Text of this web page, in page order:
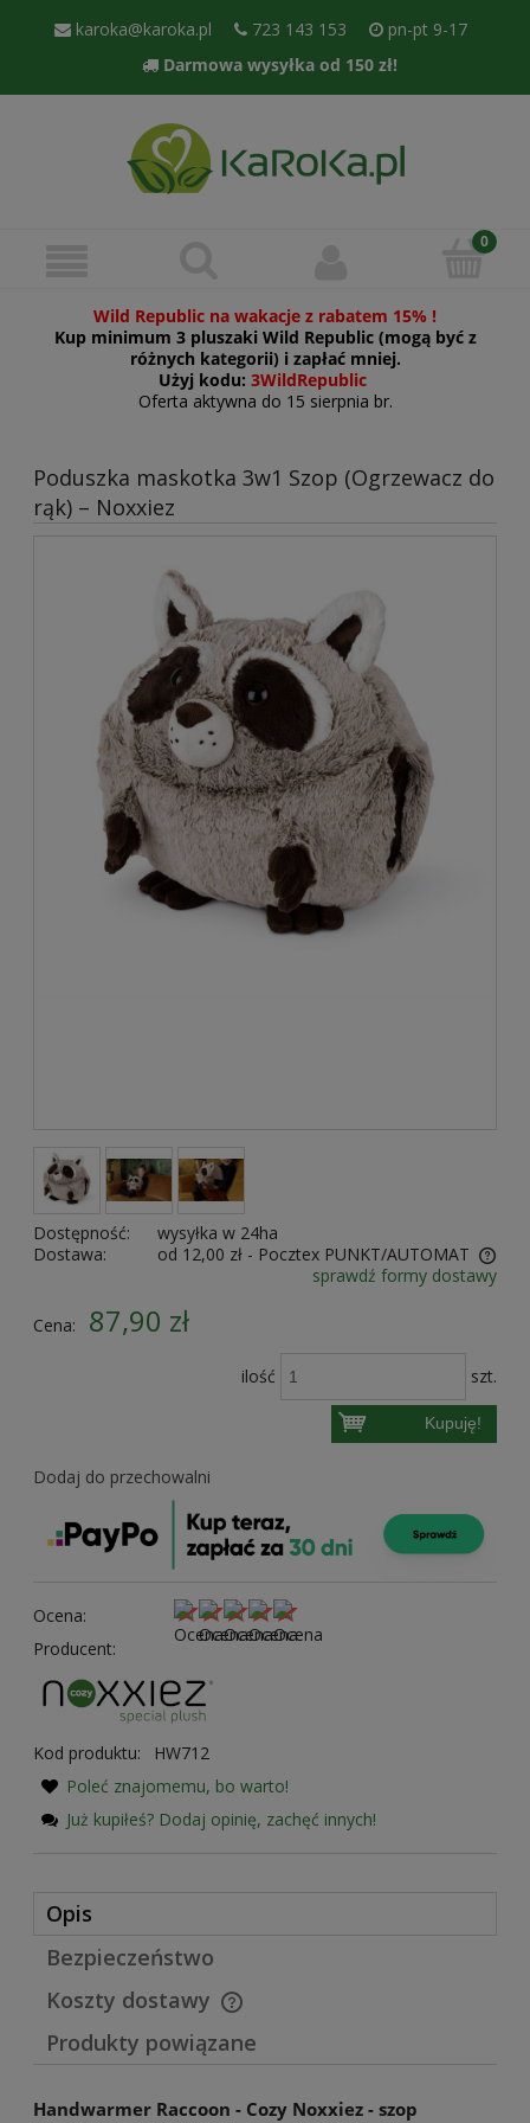
karoka@karoka.pl 723 143 153
pn-pt 9-17
Darmowa wysyłka od 150 zł!
Wild Republic na wakacje z rabatem 15% !
Kup minimum 3 pluszaki Wild Republic (mogą być z
różnych kategorii) i zapłać mniej.
Użyj kodu: 3WildRepublic
Oferta aktywna do 15 sierpnia br.
Poduszka maskotka 3w1 Szop (Ogrzewacz do
rąk) – Noxxiez
Dostępność:
wysyłka w 24ha
Dostawa:
od 12,00 zł - Pocztex PUNKT/AUTOMAT
Cena nie zawiera ewentualnych kosztów płatności
sprawdź formy dostawy
Cena: 87,90 zł
ilość szt.
Kupuję!
Dodaj do przechowalni
Ocena:
Producent:
Kod produktu:
HW712
Poleć znajomemu, bo warto!
Już kupiłeś? Dodaj opinię, zachęć innych!
Opis
Bezpieczeństwo
Koszty dostawy
Cena nie zawiera ewentualnych kosztów płatności
Produkty powiązane
Handwarmer Raccoon - Cozy Noxxiez - szop